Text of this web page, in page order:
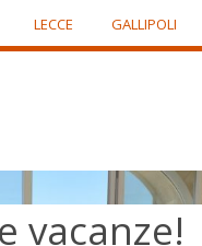
LECCE GALLIPOLI
vacanze!